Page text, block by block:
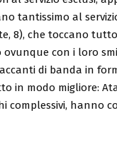
tantissimo al
8), che toccano
ovunque con i loro
di banda in
in modo migliore:
complessivi, hanno